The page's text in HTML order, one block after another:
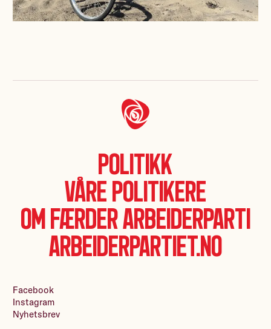
Politikk
Våre politikere
Om Færder Arbeiderparti
Arbeiderpartiet.no
Facebook
Instagram
Nyhetsbrev